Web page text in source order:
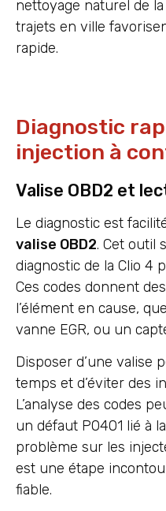
nettoyage naturel de
trajets en ville
rapide.
Diagnostic
injection à
Valise OBD2 et
Le diagnostic est
valise OBD2. Cet outil
diagnostic de la Clio 4
Ces codes donnent
l’élément en cause,
vanne EGR, ou un
Disposer d’une valise
temps et d’éviter des
L’analyse des codes
un défaut P0401 lié à
problème sur les
est une étape
fiable.